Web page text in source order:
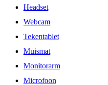
Headset
Webcam
Tekentablet
Muismat
Monitorarm
Microfoon